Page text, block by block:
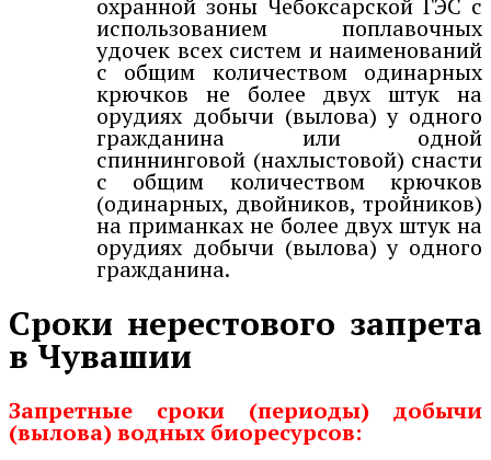
использованием поплавочных
удочек всех систем и наименований
с общим количеством одинарных
крючков не более двух штук на
орудиях добычи (вылова) у одного
гражданина или одной
спиннинговой (нахлыстовой) снасти
с общим количеством крючков
(одинарных, двойников, тройников)
на приманках не более двух штук на
орудиях добычи (вылова) у одного
гражданина.
Сроки нерестового запрета
в Чувашии
Запретные сроки (периоды) добычи
(вылова) водных биоресурсов: